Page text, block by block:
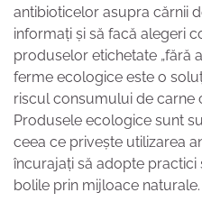
antibioticelor asupra cărnii
informați și să facă alegeri
produselor etichetate „fără
ferme ecologice este o
riscul consumului de carne
Produsele ecologice sunt
ceea ce privește utilizarea
încurajați să adopte practici
bolile prin mijloace naturale.